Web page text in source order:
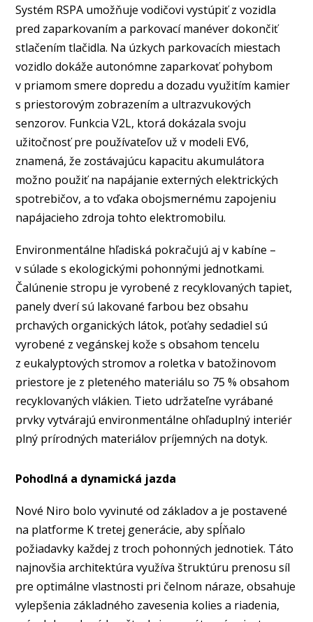
Systém RSPA umožňuje vodičovi vystúpiť z vozidla
pred zaparkovaním a parkovací manéver dokončiť
stlačením tlačidla. Na úzkych parkovacích miestach
vozidlo dokáže autonómne zaparkovať pohybom
v priamom smere dopredu a dozadu využitím kamier
s priestorovým zobrazením a ultrazvukových
senzorov. Funkcia V2L, ktorá dokázala svoju
užitočnosť pre používateľov už v modeli EV6,
znamená, že zostávajúcu kapacitu akumulátora
možno použiť na napájanie externých elektrických
spotrebičov, a to vďaka obojsmernému zapojeniu
napájacieho zdroja tohto elektromobilu.
Environmentálne hľadiská pokračujú aj v kabíne –
v súlade s ekologickými pohonnými jednotkami.
Čalúnenie stropu je vyrobené z recyklovaných tapiet,
panely dverí sú lakované farbou bez obsahu
prchavých organických látok, poťahy sedadiel sú
vyrobené z vegánskej kože s obsahom tencelu
z eukalyptových stromov a roletka v batožinovom
priestore je z pleteného materiálu so 75 % obsahom
recyklovaných vlákien. Tieto udržateľne vyrábané
prvky vytvárajú environmentálne ohľaduplný interiér
plný prírodných materiálov príjemných na dotyk.
Pohodlná a dynamická jazda
Nové Niro bolo vyvinuté od základov a je postavené
na platforme K tretej generácie, aby spĺňalo
požiadavky každej z troch pohonných jednotiek. Táto
najnovšia architektúra využíva štruktúru prenosu síl
pre optimálne vlastnosti pri čelnom náraze, obsahuje
vylepšenia základného zavesenia kolies a riadenia,